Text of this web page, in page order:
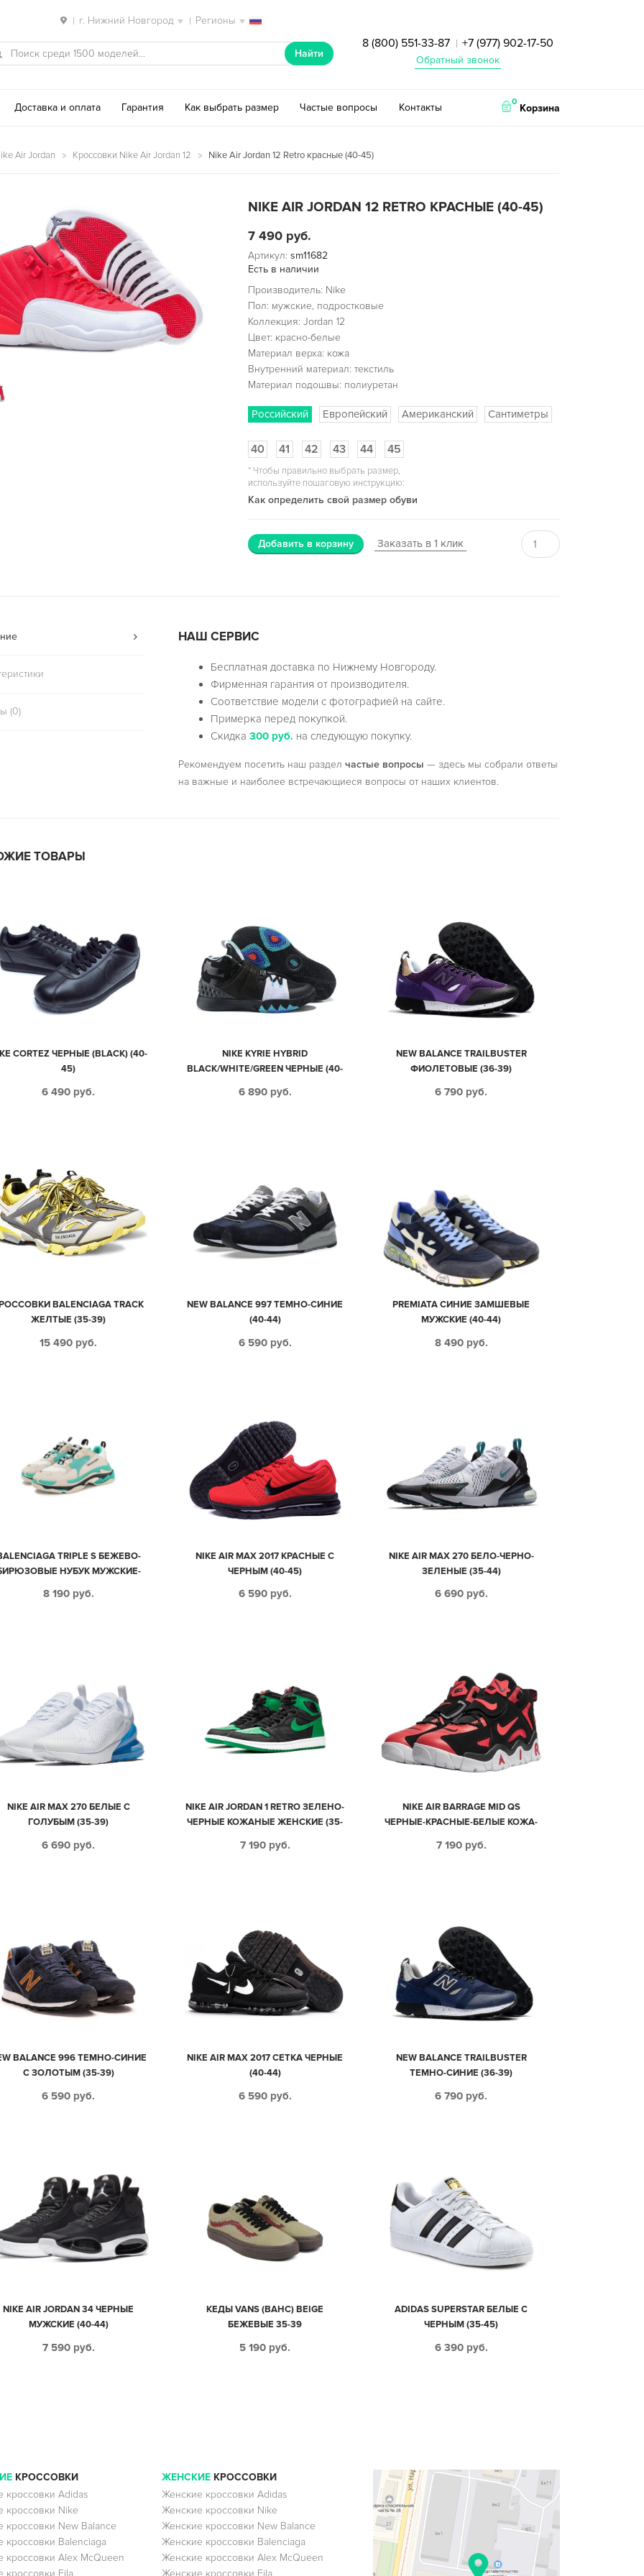
| г. Нижний Новгород | Регионы
Найти
8 (800) 551-33-87 | +7 (977) 902-17-50
Обратный звонок
Доставка и оплата Гарантия Как выбрать размер Частые вопросы Контакты 0
Корзина
Air Jordan Кроссовки Nike Air Jordan 12 Nike Air Jordan 12 Retro красные (40-45)
NIKE AIR JORDAN 12 RETRO КРАСНЫЕ (40-45)
7 490 руб.
Артикул: sm11682
Есть в наличии
Производитель: Nike
Пол: мужские, подростковые
Коллекция: Jordan 12
Цвет: красно-белые
Материал верха: кожа
Внутренний материал: текстиль
Материал подошвы: полиуретан
Российский Европейский Американский Сантиметры
40 41 42 43 44 45
*Чтобы правильно выбрать размер,
используйте пошаговую инструкцию:
Как определить свой размер обуви
Добавить в корзину Заказать в 1 клик
(0)
НАШ СЕРВИС
Бесплатная доставка по Нижнему Новгороду.
Фирменная гарантия от производителя.
Соответствие модели с фотографией на сайте.
Примерка перед покупкой.
Скидка300 руб. на следующую покупку.
Рекомендуем посетить наш разделчастые вопросы — здесь мы собрали ответы
на важные и наиболее встречающиеся вопросы от наших клиентов.
ТОВАРЫ
CORTEZ ЧЕРНЫЕ (BLACK) (40-
45)
6 490 руб.
NIKE KYRIE HYBRID
BLACK/WHITE/GREEN ЧЕРНЫЕ (40-
6 890 руб.
NEW BALANCE TRAILBUSTER
ФИОЛЕТОВЫЕ (36-39)
6 790 руб.
BALENCIAGA TRACK
ЖЕЛТЫЕ (35-39)
15 490 руб.
NEW BALANCE 997 ТЕМНО-СИНИЕ
(40-44)
6 590 руб.
PREMIATA СИНИЕ ЗАМШЕВЫЕ
МУЖСКИЕ (40-44)
8 490 руб.
TRIPLE S БЕЖЕВО-
НУБУК МУЖСКИЕ-
8 190 руб.
NIKE AIR MAX 2017 КРАСНЫЕ С
ЧЕРНЫМ (40-45)
6 590 руб.
NIKE AIR MAX 270 БЕЛО-ЧЕРНО-
ЗЕЛЕНЫЕ (35-44)
6 690 руб.
NIKE AIR MAX 270 БЕЛЫЕ С
ГОЛУБЫМ (35-39)
6 690 руб.
NIKE AIR JORDAN 1 RETRO ЗЕЛЕНО-
ЧЕРНЫЕ КОЖАНЫЕ ЖЕНСКИЕ (35-
7 190 руб.
NIKE AIR BARRAGE MID QS
ЧЕРНЫЕ-КРАСНЫЕ-БЕЛЫЕ КОЖА-
7 190 руб.
BALANCE 996 ТЕМНО-СИНИЕ
С ЗОЛОТЫМ (35-39)
6 590 руб.
NIKE AIR MAX 2017 СЕТКА ЧЕРНЫЕ
(40-44)
6 590 руб.
NEW BALANCE TRAILBUSTER
ТЕМНО-СИНИЕ (36-39)
6 790 руб.
NIKE AIR JORDAN 34 ЧЕРНЫЕ
МУЖСКИЕ (40-44)
7 590 руб.
КЕДЫ VANS (ВАНС) BEIGE
БЕЖЕВЫЕ 35-39
5 190 руб.
ADIDAS SUPERSTAR БЕЛЫЕ С
ЧЕРНЫМ (35-45)
6 390 руб.
КРОССОВКИ
кроссовки Adidas
кроссовки Nike
кроссовки New Balance
кроссовки Balenciaga
кроссовки Alex McQueen
кроссовки Fila
ЖЕНСКИЕКРОССОВКИ
Женские кроссовки Adidas
Женские кроссовки Nike
Женские кроссовки New Balance
Женские кроссовки Balenciaga
Женские кроссовки Alex McQueen
Женские кроссовки Fila